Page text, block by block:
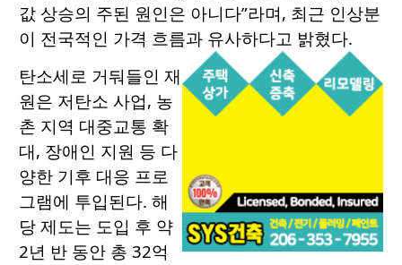
값 상승의 주된 원인은 아니다”라며, 최근 인상분
이 전국적인 가격 흐름과 유사하다고 밝혔다.
탄소세로 거둬들인 재
원은 저탄소 사업, 농
촌 지역 대중교통 확
대, 장애인 지원 등 다
양한 기후 대응 프로
그램에 투입된다. 해
당 제도는 도입 후 약
2년 반 동안 총 32억